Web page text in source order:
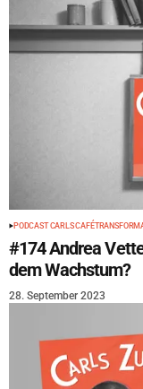
PODCAST CARLS CAFÉ
#174 Andrea
dem Wachstum?
28. September 2023